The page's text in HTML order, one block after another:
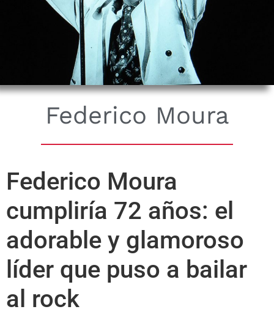
Federico Moura
Federico Moura
cumpliría 72 años: el
adorable y glamoroso
líder que puso a bailar
al rock